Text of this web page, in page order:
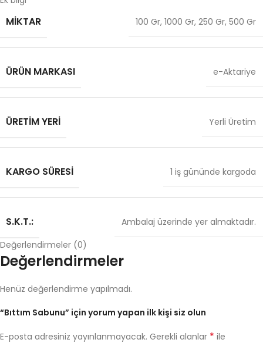
MIKTAR 100 Gr, 1000 Gr, 250 Gr, 500 Gr
ÜRÜN MARKASI e-Aktariye
ÜRETIM YERI Yerli Üretim
KARGO SÜRESI 1 iş gününde kargoda
S.K.T.:
Ambalaj üzerinde yer almaktadır.
Değerlendirmeler (0)
Değerlendirmeler
Henüz değerlendirme yapılmadı.
“Bıttım Sabunu” için yorum yapan ilk kişi siz olun
E-posta adresiniz yayınlanmayacak. Gerekli alanlar * ile